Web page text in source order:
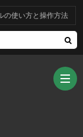
方と操作方法